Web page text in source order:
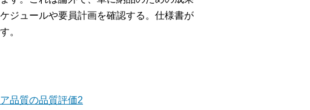
ジュールや要員計画を確認する。仕様書が
。
品質の品質評価2